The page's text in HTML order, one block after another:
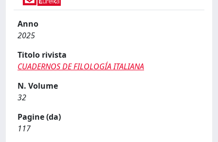
Anno
2025
Titolo rivista
CUADERNOS DE FILOLOGÍA ITALIANA
N. Volume
32
Pagine (da)
117